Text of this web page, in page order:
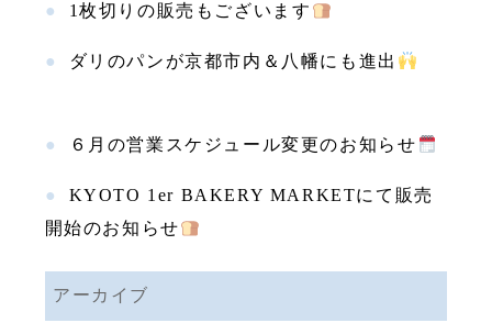
1枚切りの販売もございます
ダリのパンが京都市内＆八幡にも進出
６月の営業スケジュール変更のお知らせ
KYOTO 1er BAKERY MARKETにて販売
開始のお知らせ
アーカイブ